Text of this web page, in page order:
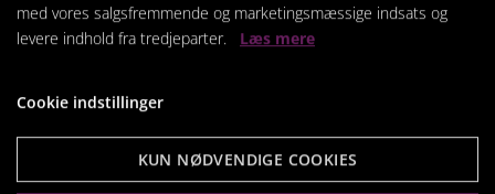
med vores salgsfremmende og marketingsmæssige indsats og
levere indhold fra tredjeparter. Læs mere
Cookie indstillinger
KUN NØDVENDIGE COOKIES